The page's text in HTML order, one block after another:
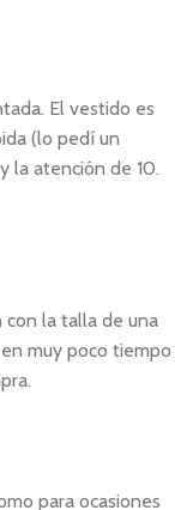
El vestido es
(lo pedí un
la atención de 10.
con la talla de una
muy poco tiempo
para ocasiones